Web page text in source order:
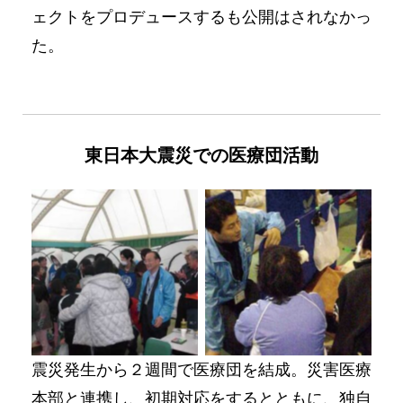
ェクトをプロデュースするも公開はされなかっ
た。
東日本大震災での医療団活動
No Caption No Caption
震災発生から２週間で医療団を結成。災害医療
本部と連携し、初期対応をするとともに、独自